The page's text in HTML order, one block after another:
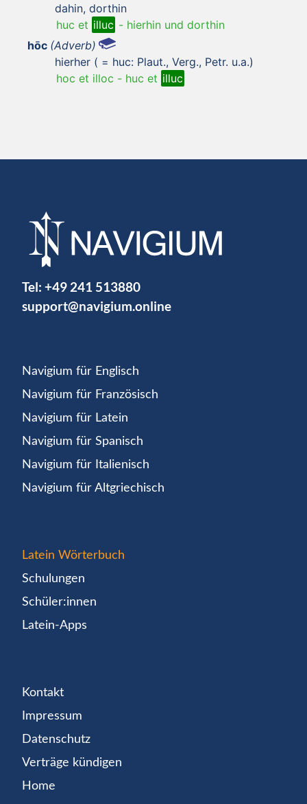
dahin, dorthin
huc et illuc - hierhin und dorthin
hōc (Adverb)
hierher ( = huc: Plaut., Verg., Petr. u.a.)
hoc et illoc - huc et illuc
Tel: +49 241 513880
support@navigium.online
Navigium für Englisch
Navigium für Französisch
Navigium für Latein
Navigium für Spanisch
Navigium für Italienisch
Navigium für Altgriechisch
Latein Wörterbuch
Schulungen
Schüler:innen
Latein-Apps
Kontakt
Impressum
Datenschutz
Verträge kündigen
Home